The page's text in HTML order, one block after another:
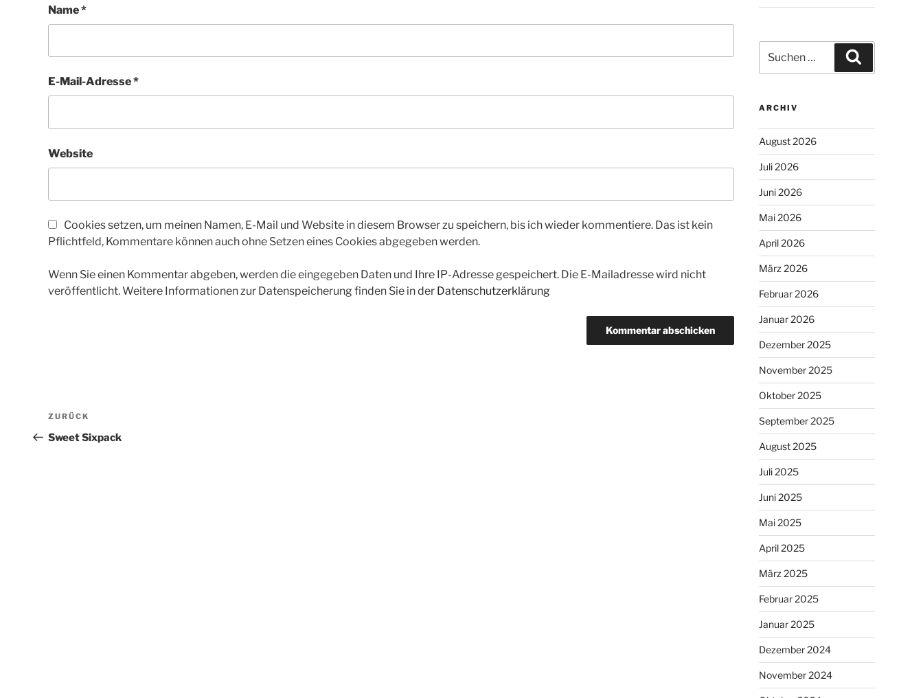
Name*
E-Mail-Adresse*
Website
Cookies setzen, um meinen Namen, E-Mail und Website in diesem Browser zu speichern, bis ich wieder kommentiere. Das ist kein
Pflichtfeld, Kommentare können auch ohne Setzen eines Cookies abgegeben werden.
Wenn Sie einen Kommentar abgeben, werden die eingegeben Daten und Ihre IP-Adresse gespeichert. Die E-Mailadresse wird nicht
veröffentlicht. Weitere Informationen zur Datenspeicherung finden Sie in der Datenschutzerklärung
Beitragsnavigation
Vorheriger
Beitrag
ZURÜCK
Sweet Sixpack
nach:
ARCHIV
August 2026
Juli 2026
Juni 2026
Mai 2026
April 2026
März 2026
Februar 2026
Januar 2026
Dezember 2025
November 2025
Oktober 2025
September 2025
August 2025
Juli 2025
Juni 2025
Mai 2025
April 2025
März 2025
Februar 2025
Januar 2025
Dezember 2024
November 2024